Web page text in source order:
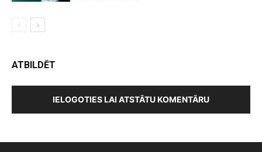
ATBILDĒT
IELOGOTIES LAI ATSTĀTU KOMENTĀRU